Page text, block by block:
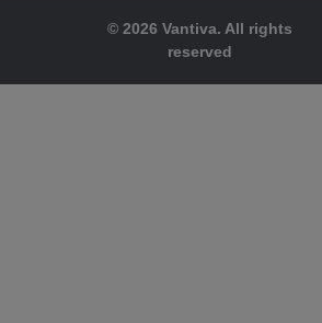
© 2026 Vantiva. All rights
reserved